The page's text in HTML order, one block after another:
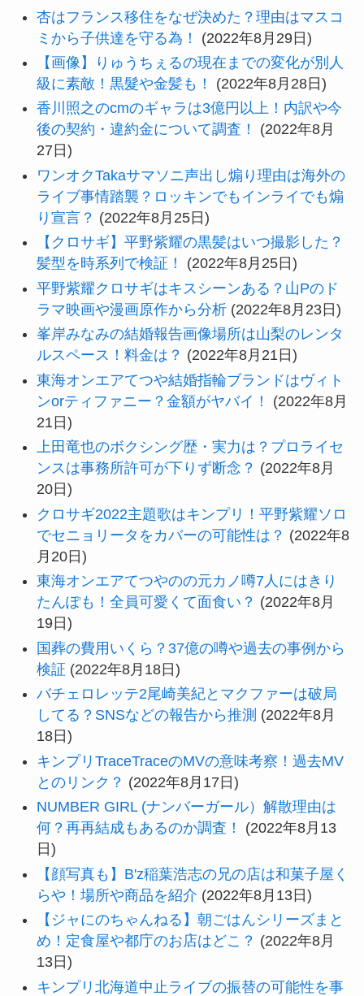
杏はフランス移住をなぜ決めた？理由はマスコ
ミから子供達を守る為！
(2022年8月29日)
【画像】りゅうちぇるの現在までの変化が別人
級に素敵！黒髮や金髪も！
(2022年8月28日)
香川照之のcmのギャラは3億円以上！内訳や今
後の契約・違約金について調査！
(2022年8月
27日)
ワンオクTakaサマソニ声出し煽り理由は海外の
ライブ事情踏襲？ロッキンでもインライでも煽
り宣言？ (2022年8月25日)
【クロサギ】平野紫耀の黒髪はいつ撮影した？
髪型を時系列で検証！
(2022年8月25日)
平野紫耀クロサギはキスシーンある？山Pのド
ラマ映画や漫画原作から分析 (2022年8月23日)
峯岸みなみの結婚報告画像場所は山梨のレンタ
ルスペース！料金は？ (2022年8月21日)
東海オンエアてつや結婚指輪ブランドはヴィト
ンorティファニー？金額がヤバイ！
(2022年8月
21日)
上田竜也のボクシング歴・実力は？プロライセ
ンスは事務所許可が下りず断念？ (2022年8月
20日)
クロサギ2022主題歌はキンプリ！平野紫耀ソロ
でセニョリータをカバーの可能性は？ (2022年8
月20日)
東海オンエアてつやのの元カノ噂7人にはきり
たんぽも！全員可愛くて面食い？ (2022年8月
19日)
国葬の費用いくら？37億の噂や過去の事例から
検証 (2022年8月18日)
バチェロレッテ2尾崎美紀とマクファーは破局
してる？SNSなどの報告から推測 (2022年8月
18日)
キンプリTraceTraceのMVの意味考察！過去MV
とのリンク？ (2022年8月17日)
NUMBER GIRL (ナンバーガール）解散理由は
何？再再結成もあるのか調査！
(2022年8月13
日)
【顔写真も】B'z稲葉浩志の兄の店は和菓子屋く
らや！場所や商品を紹介 (2022年8月13日)
【ジャにのちゃんねる】朝ごはんシリーズまと
め！定食屋や都庁のお店はどこ？ (2022年8月
13日)
キンプリ北海道中止ライブの振替の可能性を事